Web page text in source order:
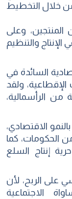
خلال التخطيط
المنتجين، وعلى
والتنظيم
السائدة في
الإقطاعية، ولقد
من الرأسمالية،
الاقتصادي،
الحكومات، كما
إنتاج السلع
على الربح، لأن
الاجتماعية